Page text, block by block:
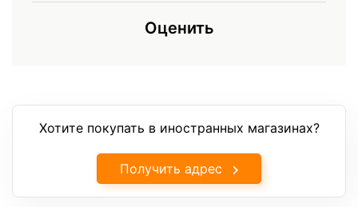
Оценить
Хотите покупать в иностранных магазинах?
Получить адрес